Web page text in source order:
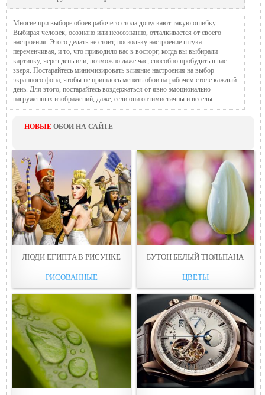
Многие при выборе обоев рабочего стола допускают такую ошибку.
Выбирая человек, осознано или неосознанно, отталкивается от своего
настроения. Этого делать не стоит, поскольку настроение штука
переменчивая, и то, что приводило вас в восторг, когда вы выбирали
картинку, через день или, возможно даже час, способно пробудить в вас
зверя. Постарайтесь минимизировать влияние настроения на выбор
экранного фона, чтобы не пришлось менять обои на рабочем столе каждый
день. Для этого, постарайтесь воздержаться от явно эмоционально-
нагруженных изображений, даже, если они оптимистичны и веселы.
НОВЫЕ ОБОИ НА САЙТЕ
ЛЮДИ ЕГИПТA В РИСУНКЕ
РИСОВАННЫЕ
БУТОН БЕЛЫЙ ТЮЛЬПAНА
ЦВЕТЫ